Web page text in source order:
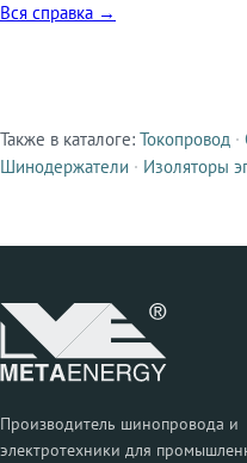
Вся справка →
Смежные
Также в каталоге: Токопровод ·
Шинодержатели · Изоляторы
Производитель шинопровода и
электротехники для